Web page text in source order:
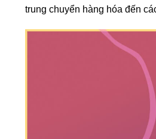
trung chuyển hàng hóa đến